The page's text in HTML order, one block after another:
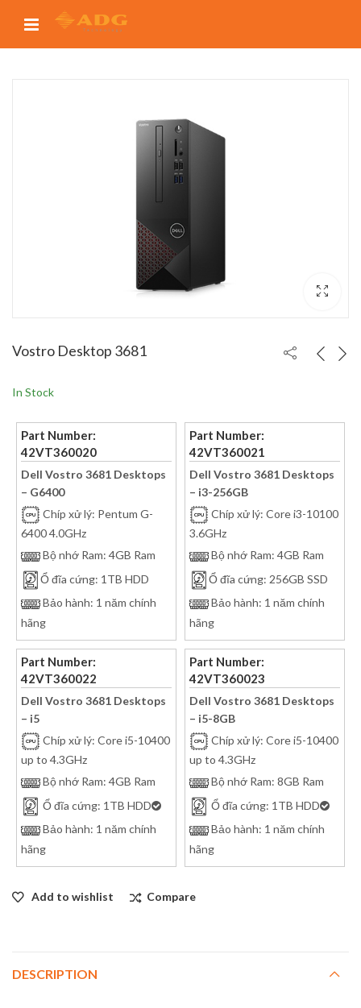
Vostro Desktop 3681
In Stock
Part Number:
42VT360020
Dell Vostro 3681 Desktops
– G6400
Chíp xử lý: Pentum G-
6400 4.0GHz
Bộ nhớ Ram: 4GB Ram
Ổ đĩa cứng: 1TB HDD
Bảo hành: 1 năm chính
hãng
Part Number:
42VT360021
Dell Vostro 3681 Desktops
– i3-256GB
Chíp xử lý: Core i3-10100
3.6GHz
Bộ nhớ Ram: 4GB Ram
Ổ đĩa cứng: 256GB SSD
Bảo hành: 1 năm chính
hãng
Part Number:
42VT360022
Dell Vostro 3681 Desktops
– i5
Chíp xử lý: Core i5-10400
up to 4.3GHz
Bộ nhớ Ram: 4GB Ram
Ổ đĩa cứng: 1TB HDD
Bảo hành: 1 năm chính
hãng
Part Number:
42VT360023
Dell Vostro 3681 Desktops
– i5-8GB
Chíp xử lý: Core i5-10400
up to 4.3GHz
Bộ nhớ Ram: 8GB Ram
Ổ đĩa cứng: 1TB HDD
Bảo hành: 1 năm chính
hãng
Add to wishlist Compare
DESCRIPTION